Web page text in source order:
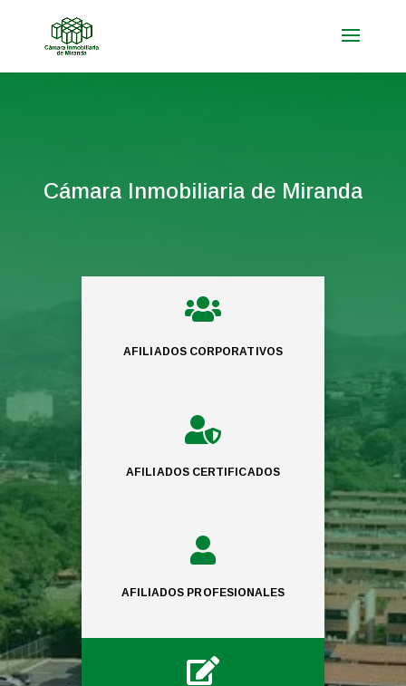
Cámara Inmobiliaria de Miranda

AFILIADOS CORPORATIVOS

AFILIADOS CERTIFICADOS

AFILIADOS PROFESIONALES
